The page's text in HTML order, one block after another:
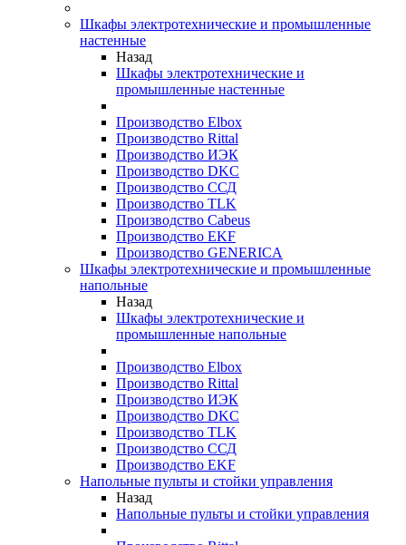
Шкафы электротехнические и промышленные
настенные
Назад
Шкафы электротехнические и
промышленные настенные
Производство Elbox
Производство Rittal
Производство ИЭК
Производство DKC
Производство ССД
Производство TLK
Производство Cabeus
Производство EKF
Производство GENERICA
Шкафы электротехнические и промышленные
напольные
Назад
Шкафы электротехнические и
промышленные напольные
Производство Elbox
Производство Rittal
Производство ИЭК
Производство DKC
Производство TLK
Производство ССД
Производство EKF
Напольные пульты и стойки управления
Назад
Напольные пульты и стойки управления